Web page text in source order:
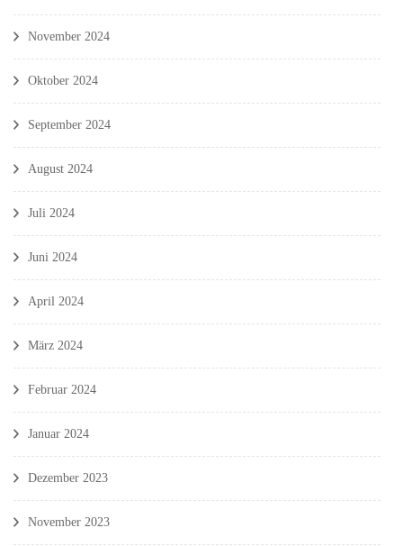
November 2024
Oktober 2024
September 2024
August 2024
Juli 2024
Juni 2024
April 2024
März 2024
Februar 2024
Januar 2024
Dezember 2023
November 2023